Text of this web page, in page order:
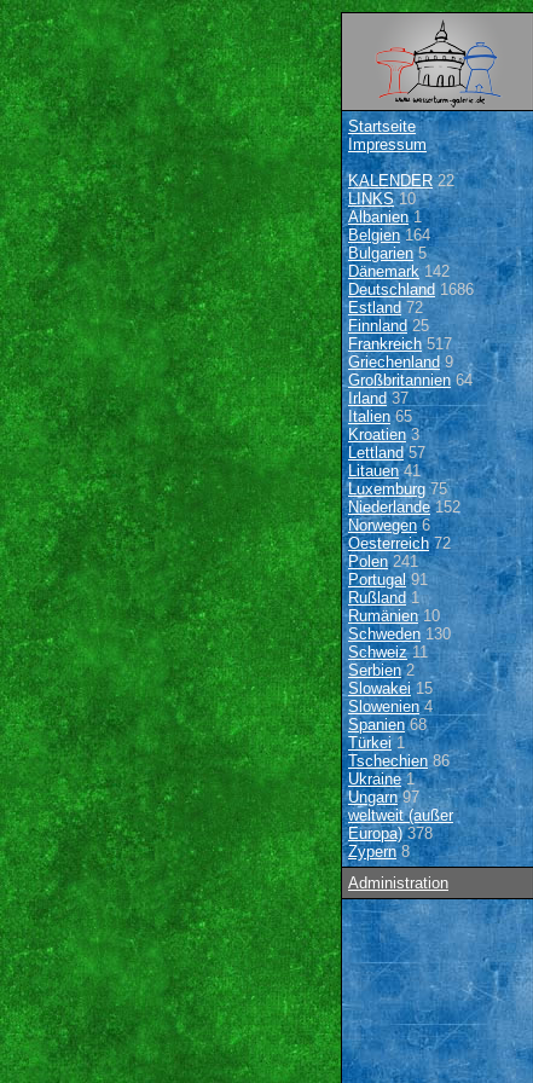
Startseite
Impressum
KALENDER22
LINKS10
Albanien1
Belgien164
Bulgarien 5
Dänemark142
Deutschland 1686
Estland 72
Finnland 25
Frankreich517
Griechenland9
Großbritannien64
Irland 37
Italien65
Kroatien3
Lettland57
Litauen41
Luxemburg 75
Niederlande152
Norwegen6
Oesterreich72
Polen 241
Portugal91
Rußland 1
Rumänien10
Schweden 130
Schweiz11
Serbien2
Slowakei15
Slowenien4
Spanien68
Türkei1
Tschechien 86
Ukraine1
Ungarn97
weltweit (außer
Europa)378
Zypern8
Administration